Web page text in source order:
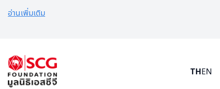
เทอม”
อ่านเพิ่มเติม
THEN